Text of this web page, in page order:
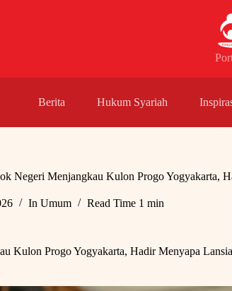
Berita Hukum Syariah
Negeri Menjangkau Kulon Progo Yogyakarta,
In Umum Read Time 1 min
Kulon Progo Yogyakarta, Hadir Menyapa